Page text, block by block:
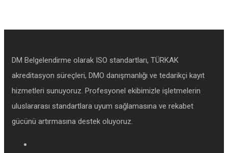
DM Belgelendirme olarak ISO standartları, TÜRKAK
akreditasyon süreçleri, DMO danışmanlığı ve tedarikçi kayıt
hizmetleri sunuyoruz. Profesyonel ekibimizle işletmelerin
uluslararası standartlara uyum sağlamasına ve rekabet
gücünü artırmasına destek oluyoruz.